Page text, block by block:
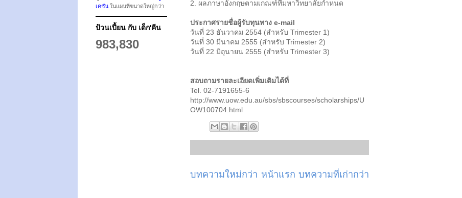
2. ผลภาษาอังกฤษตามเกณฑ์ที่มหาวิทยาลัยกำหนด
ประกาศรายชื่อผู้รับทุนทาง e-mail
วันที่ 23 ธันวาคม 2554 (สำหรับ Trimester 1)
วันที่ 30 มีนาคม 2555 (สำหรับ Trimester 2)
วันที่ 22 มิถุนายน 2555 (สำหรับ Trimester 3)
สอบถามรายละเอียดเพิ่มเติมได้ที่
Tel. 02-7191655-6
http://www.uow.edu.au/sbs/sbscourses/scholarships/U
OW100704.html
บทความใหม่กว่า บทความที่เก่ากว่า
หน้าแรก
เคชั่น ในแผนที่ขนาดใหญ่กว่า
ป้วนเปี้ยน กับ เด็ก'คีน
983,830